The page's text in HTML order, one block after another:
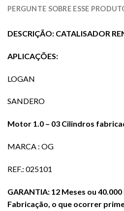
PERGUNTE SOBRE ESSE
DESCRIÇÃO: CATALISADOR
APLICAÇÕES:
LOGAN
SANDERO
Motor 1.0 – 03 Cilindros
MARCA : OG
REF.: 025101
GARANTIA: 12 Meses ou
Fabricação, o que ocorrer